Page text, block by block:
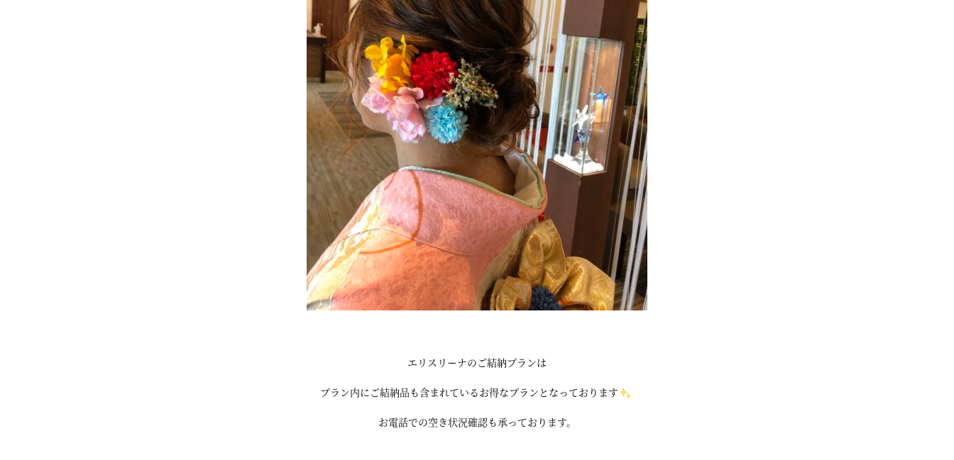
エリスリーナのご結納プランは
プラン内にご結納品も含まれているお得なプランとなっております
お電話での空き状況確認も承っております。